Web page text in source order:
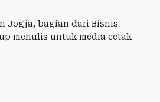
Jogja, bagian dari Bisnis
menulis untuk media cetak